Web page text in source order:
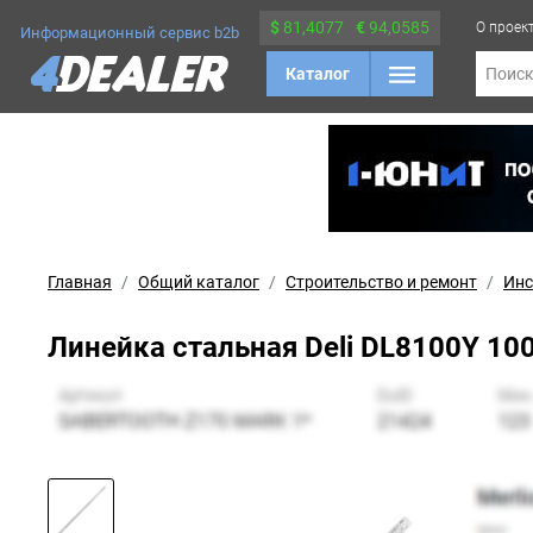
Информационный сервис b2b $ 81,4077 €94,0585
Каталог
О
Поиск
Главная Общий каталог Строительство и ремонт
Линейка стальная Deli DL8100Y